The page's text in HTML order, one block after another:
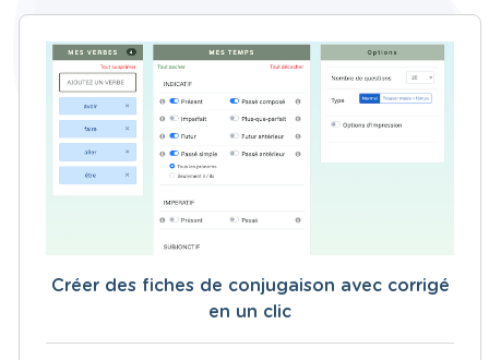
Créer des fiches de conjugaison avec corrigé
en un clic